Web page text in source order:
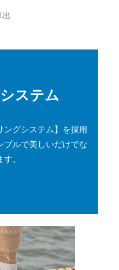
ステム
ングシステム】を採用
プルで美しいだけでな
。